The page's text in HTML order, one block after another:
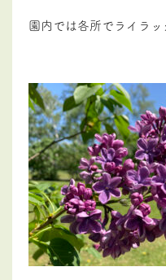
園内では各所でライラッ